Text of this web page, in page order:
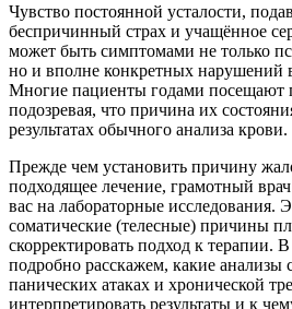
Чувство постоянной усталости,
беспричинный страх и учащённое
может быть симптомами не только
но и вполне конкретных нарушений
Многие пациенты годами посещают
подозревая, что причина их
результатах обычного анализа крови.
Прежде чем установить причину
подходящее лечение, грамотный
вас на лабораторные исследования.
соматические (телесные) причины
скорректировать подход к терапии.
подробно расскажем, какие анализы
панических атаках и хронической
интерпретировать результаты и к